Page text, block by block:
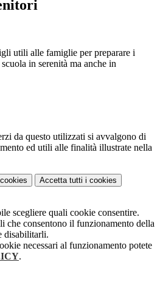
utili alle famiglie per preparare i
in serenità ma anche in
da questo utilizzati si avvalgono di
ed utili alle finalità illustrate nella
Accetta tutti i cookies
scegliere quali cookie consentire.
che consentono il funzionamento della
disabilitarli.
necessari al funzionamento potete
.